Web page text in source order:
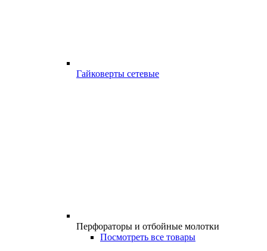
Гайковерты сетевые
Перфораторы и отбойные молотки
Посмотреть все товары